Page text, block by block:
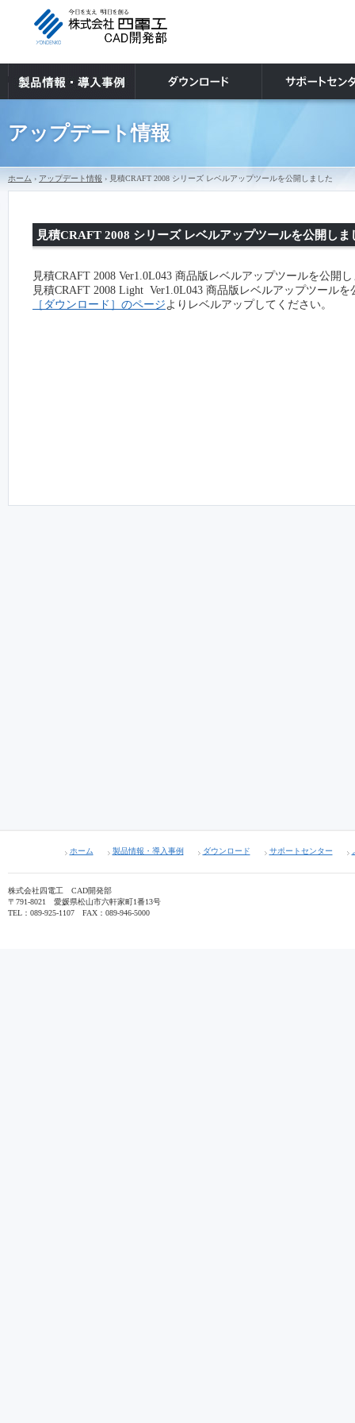
アップデート情報
ホーム › アップデート情報 › 見積CRAFT 2008 シリーズ レベルアップツールを公開しました
見積CRAFT 2008 シリーズ レベルアップツールを公開しま
見積CRAFT 2008 Ver1.0L043 商品版レベルアップツールを公開
見積CRAFT 2008 Light Ver1.0L043 商品版レベルアップツールを
［ダウンロード］のページよりレベルアップしてください。
ホーム 製品情報・導入事例 ダウンロード サポートセンター
株式会社四電工 CAD開発部
〒791-8021 愛媛県松山市六軒家町1番13号
TEL：089-925-1107 FAX：089-946-5000